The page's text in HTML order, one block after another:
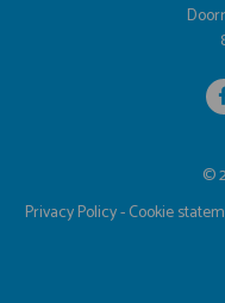
©
Privacy Policy-Cookie